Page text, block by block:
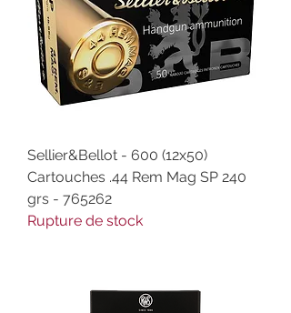
Sellier&Bellot - 600 (12x50)
Cartouches .44 Rem Mag SP 240
grs - 765262
Rupture de stock